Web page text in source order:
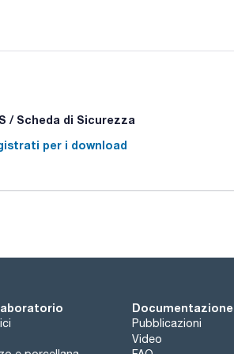
/ Scheda di Sicurezza
per i download
Documentazione
Pubblicazioni
Video